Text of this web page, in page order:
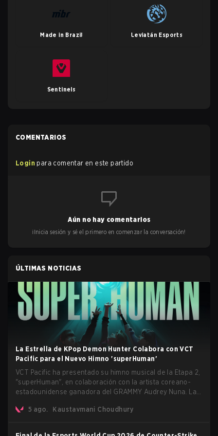
Made in Brazil Leviatán Esports
Sentinels
COMENTARIOS
Login para comentar en este partido
Aún no hay comentarios
¡Inicia sesión y sé el primero en comenzar la conversación!
ÚLTIMAS NOTICIAS
La Estrella de KPop Demon Hunter Colabora con VCT
Pacific para el Nuevo Himno 'superHuman'
VCT Pacific ha presentado su himno musical de la Etapa 2,
"superHuman", en colaboración con la artista coreano-
estadounidense ganadora del GRAMMY Audrey Nuna. La
plataformas de streaming a nivel mundial el 7 de agosto,
5 ago. Kaustavmani Choudhury